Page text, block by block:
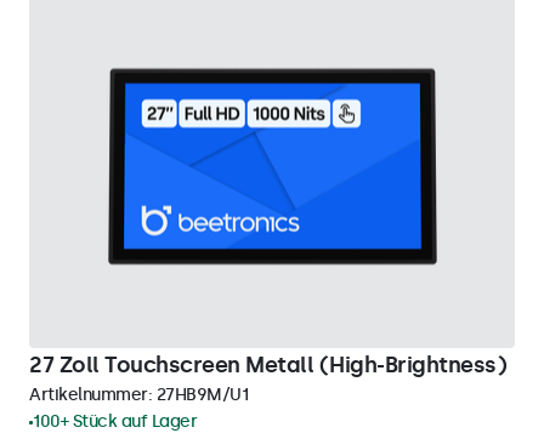
27 Zoll Touchscreen Metall (High-Brightness)
Artikelnummer: 27HB9M/U1
100+ Stück auf Lager